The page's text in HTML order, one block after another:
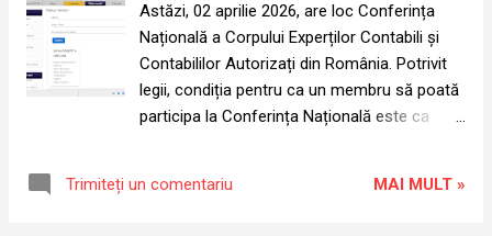
Ecaterina nu mai fac parte din conducerea
centrală a CECCAR! În cazul lui Șova Robert
Aurelian, lucrurile sunt greu de întors din
condei. Șova a fost ales membru în Consiliul
Superior în aprilie 2022, iar acel mandat de
cuvinte, astăzi este un simplu memb...
Astăzi, 02 aprilie 2026, are loc Conferința
Națională a Corpului Experților Contabili și
Contabililor Autorizați din România. Potrivit
legii, condiția pentru ca un membru să poată
participa la Conferința Națională este ca
exercitare a profesiei pe anul în curs, până la
Trimiteți un comentariu MAI MULT »